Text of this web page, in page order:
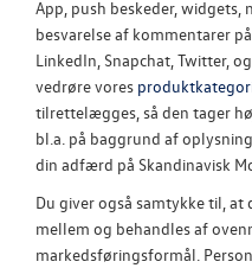
App, push beskeder,
besvarelse af kommentarer
LinkedIn, Snapchat, Twitter,
vedrøre vores
tilrettelægges, så den tager
bl.a. på baggrund af
din adfærd på Skandinavisk
Du giver også samtykke til,
mellem og behandles af
markedsføringsformål.